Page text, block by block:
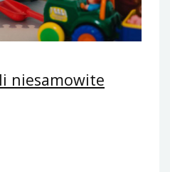
niesamowite